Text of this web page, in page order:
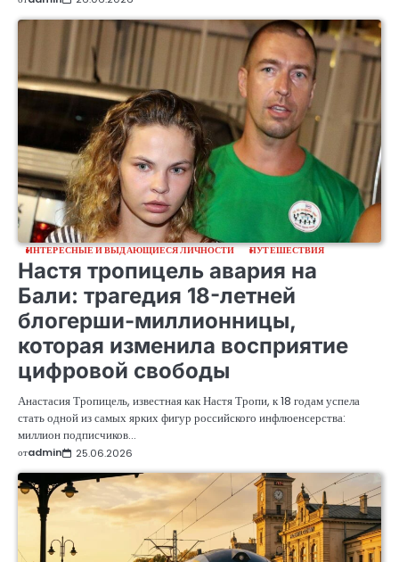
ИНТЕРЕСНЫЕ И ВЫДАЮЩИЕСЯ ЛИЧНОСТИ ПУТЕШЕСТВИЯ
Настя тропицель авария на
Бали: трагедия 18-летней
блогерши-миллионницы,
которая изменила восприятие
цифровой свободы
Анастасия Тропицель, известная как Настя Тропи, к 18 годам успела
стать одной из самых ярких фигур российского инфлюенсерства:
миллион подписчиков…
отadmin 25.06.2026